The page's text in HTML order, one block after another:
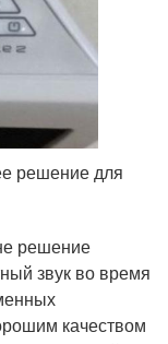
решение для
решение
звук во время
качеством